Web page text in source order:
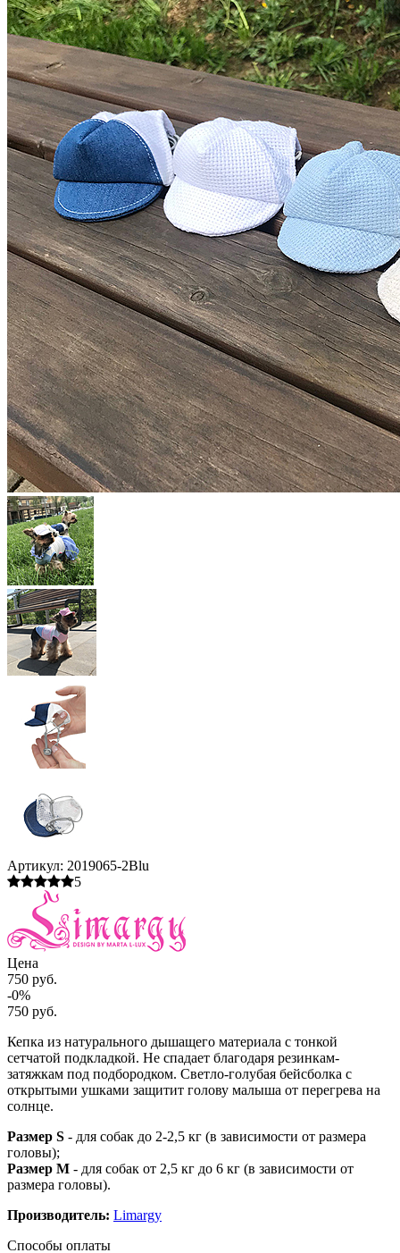
Артикул: 2019065-2Blu
5
Цена
750 руб.
-0%
750 руб.
Кепка из натурального дышащего материала с тонкой
сетчатой подкладкой. Не спадает благодаря резинкам-
затяжкам под подбородком. Светло-голубая бейсболка с
открытыми ушками защитит голову малыша от перегрева на
солнце.
Размер S - для собак до 2-2,5 кг (в зависимости от размера
головы);
Размер M - для собак от 2,5 кг до 6 кг (в зависимости от
размера головы).
Производитель: Limargy
Способы оплаты